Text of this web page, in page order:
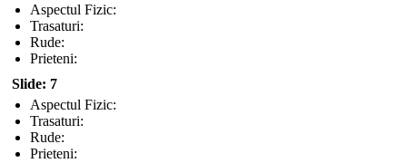
Aspectul Fizic:
Trasaturi:
Rude:
Prieteni:
Slide: 7
Aspectul Fizic:
Trasaturi:
Rude:
Prieteni: